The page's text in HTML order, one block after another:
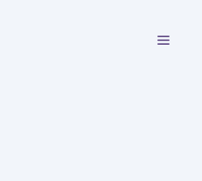
MENU